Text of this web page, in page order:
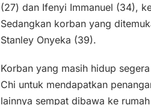
(27) dan Ifenyi Immanuel (34),
Sedangkan korban yang
Stanley Onyeka (39).
Korban yang masih hidup
Chi untuk mendapatkan
lainnya sempat dibawa ke